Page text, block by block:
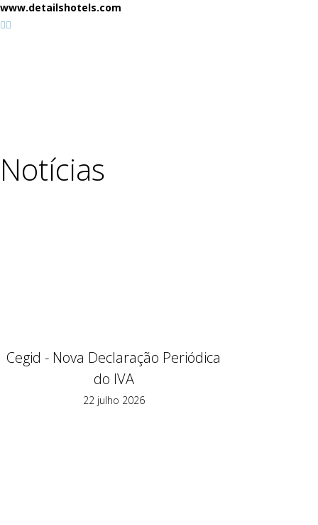
www.detailshotels.com
Notícias
Cegid - Nova Declaração Periódica
do IVA
22 julho 2026